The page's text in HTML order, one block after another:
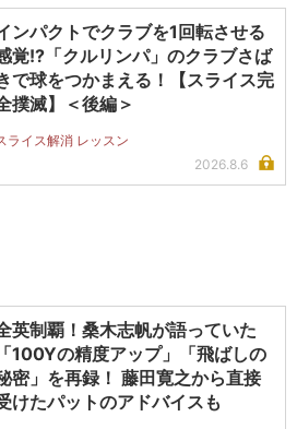
ンパクトでクラブを1回転させる
覚!?「クルリンパ」のクラブさば
で球をつかまえる！【スライス完
撲滅】＜後編＞
ライス解消 レッスン
2026.8.6
英制覇！桑木志帆が語っていた
「100Yの精度アップ」「飛ばしの
密」を再録！ 藤田寛之から直接
けたパットのアドバイスも